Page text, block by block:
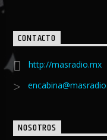
CONTACTO
http://masradio.mx
NOSOTROS